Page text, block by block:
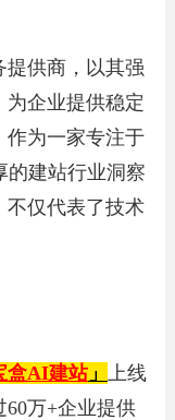
提供商，以其强
企业提供稳定
作为一家专注于
的建站行业洞察
不仅代表了技术
盒AI建站」 上线
万+企业提供